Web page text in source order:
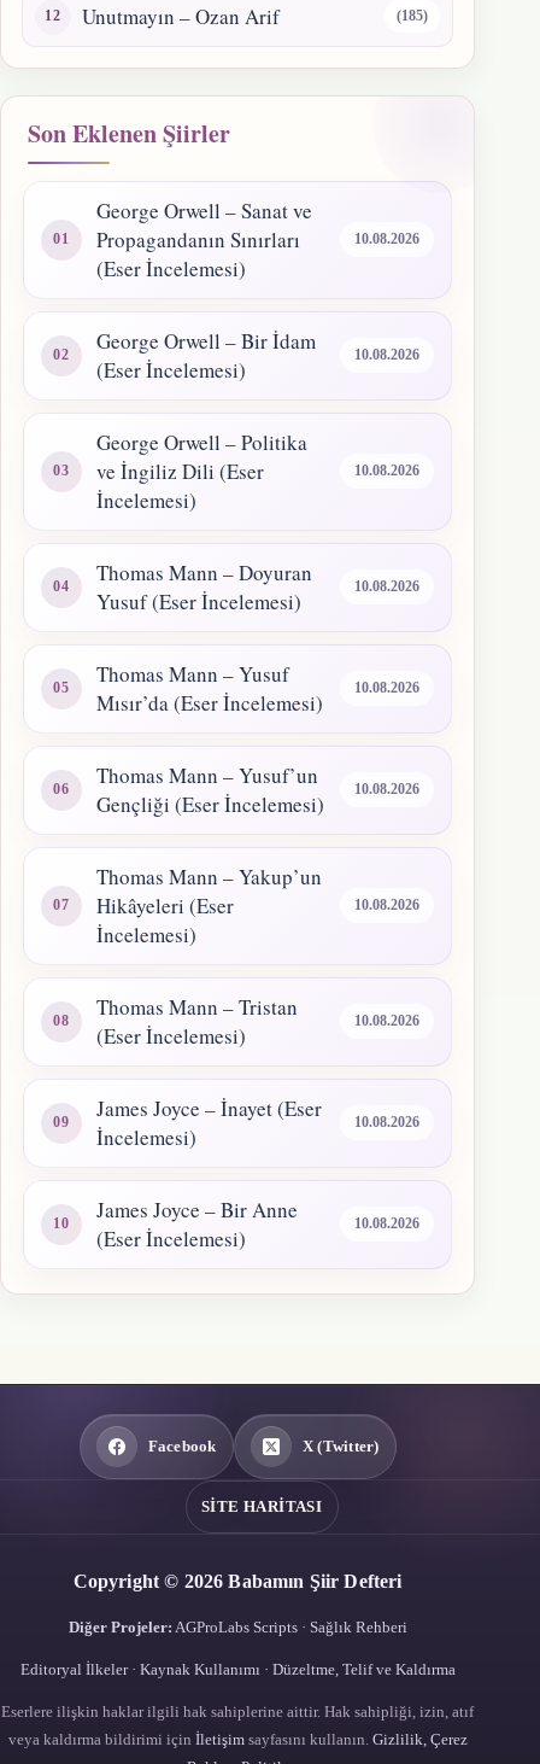
Unutmayın – Ozan Arif (185)
Son Eklenen Şiirler
George Orwell – Sanat ve
Propagandanın Sınırları
(Eser İncelemesi)
10.08.2026
George Orwell – Bir İdam
(Eser İncelemesi)
10.08.2026
George Orwell – Politika
ve İngiliz Dili (Eser
İncelemesi)
10.08.2026
Thomas Mann – Doyuran
Yusuf (Eser İncelemesi)
10.08.2026
Thomas Mann – Yusuf
Mısır’da (Eser İncelemesi)
10.08.2026
Thomas Mann – Yusuf’un
Gençliği (Eser İncelemesi)
10.08.2026
Thomas Mann – Yakup’un
Hikâyeleri (Eser
İncelemesi)
10.08.2026
Thomas Mann – Tristan
(Eser İncelemesi)
10.08.2026
James Joyce – İnayet (Eser
İncelemesi)
10.08.2026
James Joyce – Bir Anne
(Eser İncelemesi)
10.08.2026
Facebook X (Twitter)
SITE HARITASI
Copyright © 2026 Babamın Şiir Defteri
Diğer Projeler: AGProLabs Scripts · Sağlık Rehberi
Editoryal İlkeler · Kaynak Kullanımı · Düzeltme, Telif ve Kaldırma
Eserlere ilişkin haklar ilgili hak sahiplerine aittir. Hak sahipliği, izin, atıf
veya kaldırma bildirimi için İletişimsayfasını kullanın. Gizlilik, Çerez